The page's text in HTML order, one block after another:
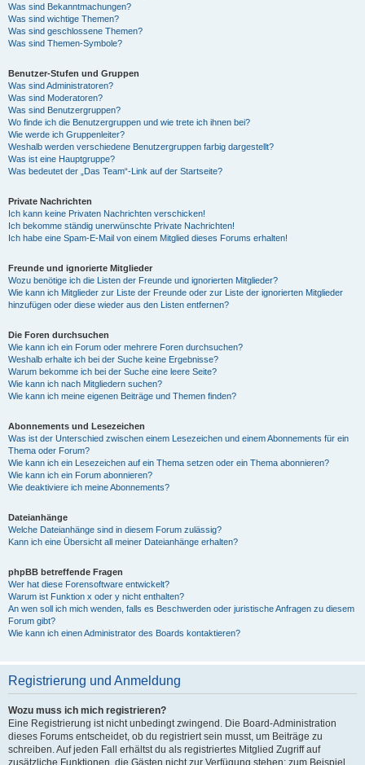
Was sind Bekanntmachungen?
Was sind wichtige Themen?
Was sind geschlossene Themen?
Was sind Themen-Symbole?
Benutzer-Stufen und Gruppen
Was sind Administratoren?
Was sind Moderatoren?
Was sind Benutzergruppen?
Wo finde ich die Benutzergruppen und wie trete ich ihnen bei?
Wie werde ich Gruppenleiter?
Weshalb werden verschiedene Benutzergruppen farbig dargestellt?
Was ist eine Hauptgruppe?
Was bedeutet der „Das Team“-Link auf der Startseite?
Private Nachrichten
Ich kann keine Privaten Nachrichten verschicken!
Ich bekomme ständig unerwünschte Private Nachrichten!
Ich habe eine Spam-E-Mail von einem Mitglied dieses Forums erhalten!
Freunde und ignorierte Mitglieder
Wozu benötige ich die Listen der Freunde und ignorierten Mitglieder?
Wie kann ich Mitglieder zur Liste der Freunde oder zur Liste der ignorierten Mitglieder
hinzufügen oder diese wieder aus den Listen entfernen?
Die Foren durchsuchen
Wie kann ich ein Forum oder mehrere Foren durchsuchen?
Weshalb erhalte ich bei der Suche keine Ergebnisse?
Warum bekomme ich bei der Suche eine leere Seite?
Wie kann ich nach Mitgliedern suchen?
Wie kann ich meine eigenen Beiträge und Themen finden?
Abonnements und Lesezeichen
Was ist der Unterschied zwischen einem Lesezeichen und einem Abonnements für ein
Thema oder Forum?
Wie kann ich ein Lesezeichen auf ein Thema setzen oder ein Thema abonnieren?
Wie kann ich ein Forum abonnieren?
Wie deaktiviere ich meine Abonnements?
Dateianhänge
Welche Dateianhänge sind in diesem Forum zulässig?
Kann ich eine Übersicht all meiner Dateianhänge erhalten?
phpBB betreffende Fragen
Wer hat diese Forensoftware entwickelt?
Warum ist Funktion x oder y nicht enthalten?
An wen soll ich mich wenden, falls es Beschwerden oder juristische Anfragen zu diesem
Forum gibt?
Wie kann ich einen Administrator des Boards kontaktieren?
Registrierung und Anmeldung
Wozu muss ich mich registrieren?
Eine Registrierung ist nicht unbedingt zwingend. Die Board-Administration
dieses Forums entscheidet, ob du registriert sein musst, um Beiträge zu
schreiben. Auf jeden Fall erhältst du als registriertes Mitglied Zugriff auf
zusätzliche Funktionen, die Gästen nicht zur Verfügung stehen: zum Beispiel